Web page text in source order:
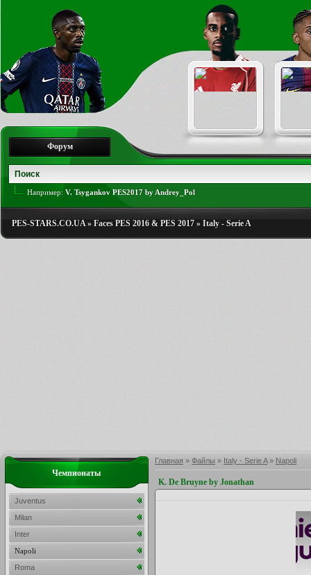
Форум
Например: V. Tsygankov PES2017 by Andrey_Pol
PES-STARS.CO.UA» Faces PES 2016 & PES 2017 » Italy - Serie A
Главная » Файлы » Italy - Serie A» Napoli
K. De Bruyne by Jonathan
Чемпионаты
Juventus
Milan
Inter
Napoli
Roma